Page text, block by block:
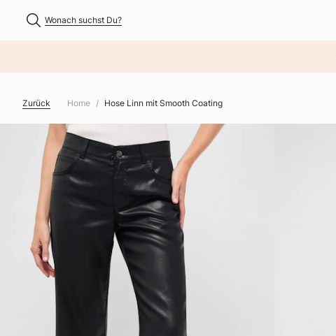
Wonach suchst Du?
Zurück Home Hose Linn mit Smooth Coating